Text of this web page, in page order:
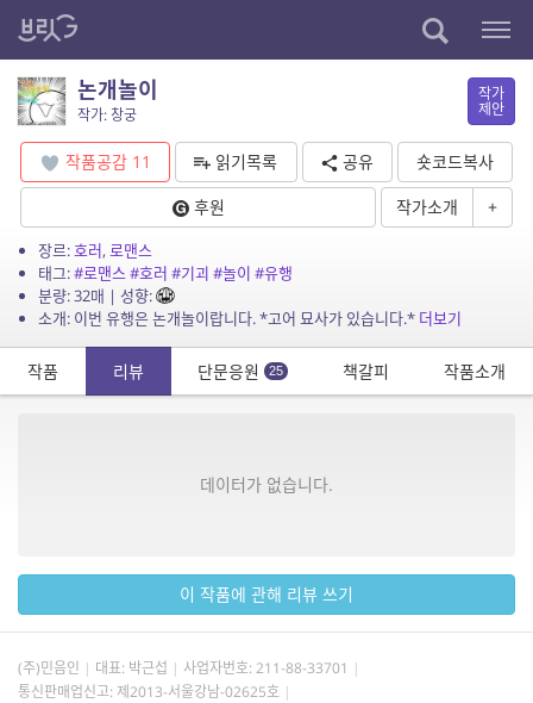
논개놀이
작가: 창궁
작가
제안
작품공감 11 읽기목록 공유
숏코드복사
후원
작가소개 +
장르:호러,로맨스
태그:#로맨스#호러 #기괴 #놀이 #유행
분량: 32매 | 성향:
소개: 이번 유행은 논개놀이랍니다. *고어 묘사가 있습니다.* 더보기
작품 리뷰 단문응원 25 책갈피 작품소개
데이터가 없습니다.
이 작품에 관해 리뷰 쓰기
(주)민음인 대표: 박근섭 사업자번호: 211-88-33701
통신판매업신고: 제2013-서울강남-02625호